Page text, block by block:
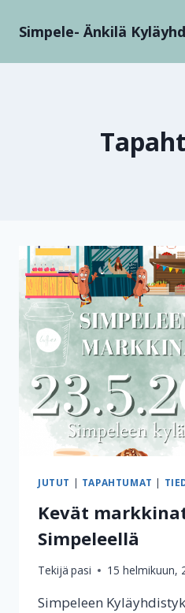
sisältöön
Simpele- Änkilä
JUTUT | TAPAHTUMAT |
Kevät
Simpeleellä
Tekijä pasi 15 helmikuun,
Simpeleen